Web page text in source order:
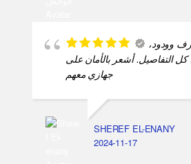
وودود،
التفاصيل. أشعر بالأمان على
جهازي معهم
SHEREF EL-ENANY
2024-11-17